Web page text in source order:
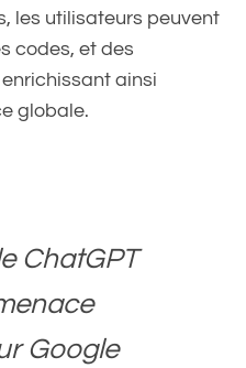
les utilisateurs peuvent
codes, et des
ainsi
globale.
ChatGPT
Google